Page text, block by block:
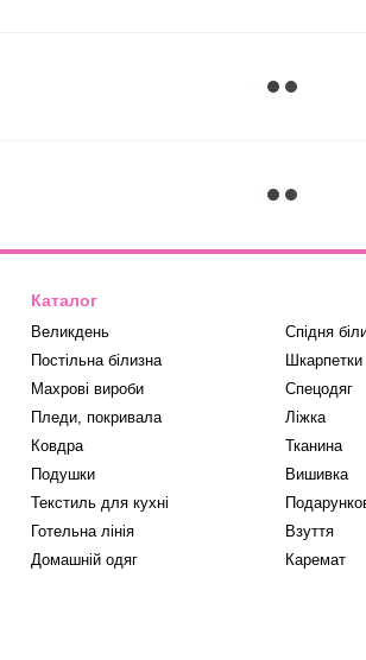
Каталог
Великдень
Постільна білизна
Махрові вироби
Пледи, покривала
Ковдра
Подушки
Текстиль для кухні
Готельна лінія
Домашній одяг
Спідня
Шкарпетки
Спецодяг
Ліжка
Тканина
Вишивка
Взуття
Каремат